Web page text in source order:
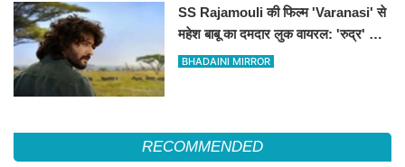
SS Rajamouli की फिल्म 'Varanasi' से
महेश बाबू का दमदार लुक वायरल: 'रुद्र' के
किरदार में अफ्रीका के जंगलों में दिखे साउथ
BHADAINI MIRROR
RECOMMENDED